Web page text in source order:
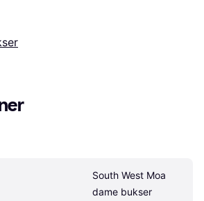
South West Moa
dame bukser